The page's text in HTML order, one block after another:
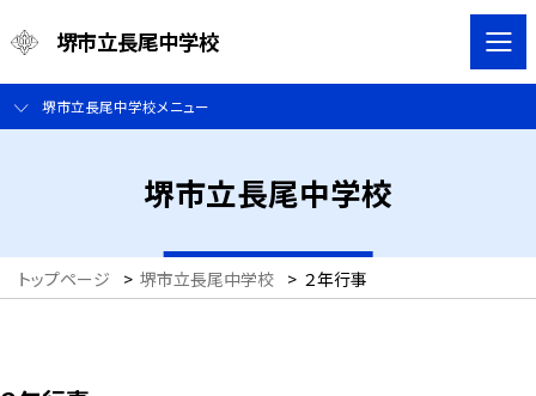
堺市立長尾中学校
堺市立長尾中学校メニュー
堺市立長尾中学校
トップページ > 堺市立長尾中学校 > ２年行事